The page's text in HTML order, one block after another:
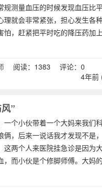
规测量血压的时候发现血压比
理就会非常紧张，担心发生各
怕，赶紧把平时吃的降压药加
去，又过了十几分
阅读：1383 评论：0
4年前
”
一个小伙带着一个大妈来我们
俩，后来一说话我才发现不是
这两个人来医院挂急诊是因为
，而小伙是个修脚师傅。大妈
一点皮，很小的一